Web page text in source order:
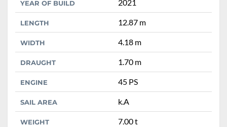
YEAR OF BUILD 2021
LENGTH 12.87 m
WIDTH 4.18 m
DRAUGHT 1.70 m
ENGINE 45 PS
SAIL AREA k.A
WEIGHT 7.00 t